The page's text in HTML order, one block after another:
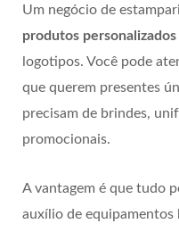
Um negócio de
produtos personalizados
logotipos. Você pode
que querem presentes
precisam de brindes,
promocionais.
A vantagem é que tudo
auxílio de equipamentos